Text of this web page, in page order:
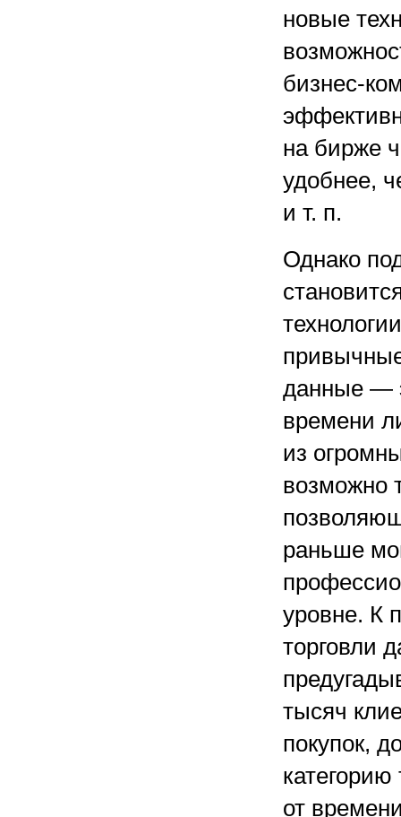
новые
бизнес-
на бирже
удобнее,
и т. п.
Однако
данные —
времени
из
возможно
раньше
уровне. К
торговли
тысяч
покупок,
категорию
от